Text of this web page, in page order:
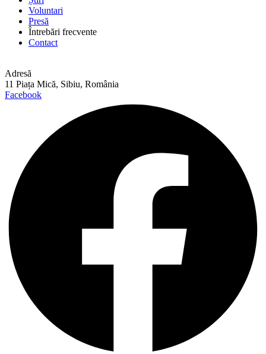
Voluntari
Presă
Întrebări frecvente
Contact
Adresă
11 Piața Mică, Sibiu, România
Facebook